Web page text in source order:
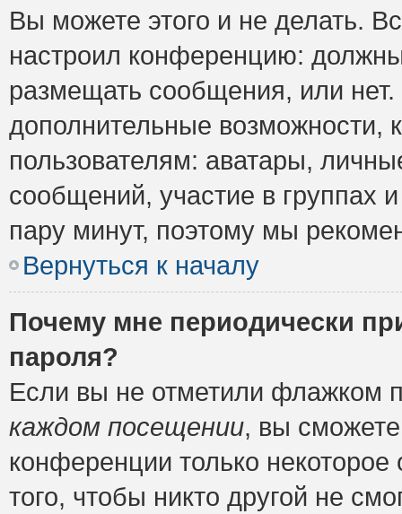
Вы можете этого и не делать.
настроил конференцию:
размещать сообщения, или
дополнительные возможности,
пользователям: аватары,
сообщений, участие в группах
пару минут, поэтому мы
Вернуться к началу
Почему мне периодически
пароля?
Если вы не отметили флажком
каждом посещении, вы
конференции только
того, чтобы никто другой не